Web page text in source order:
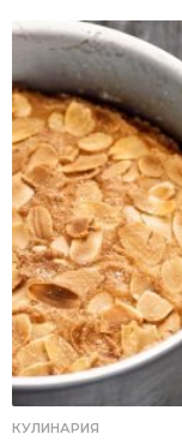
КУЛИНАРИЯ